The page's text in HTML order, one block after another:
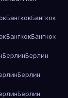
БангкокБангкок
БангкокБангкок
БерлинБерлин
Берлин
Берлин